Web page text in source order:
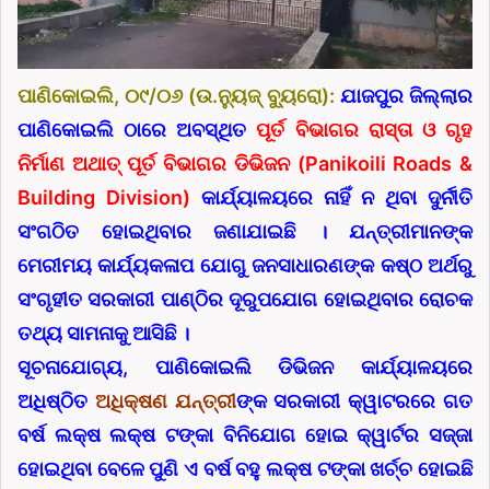
ପାଣିକୋଇଲି, ୦୯/୦୬ (ଉ.ନ୍ୟୁଜ୍ ବ୍ୟୁରୋ): ଯାଜପୁର ଜିଲ୍ଲାର
ପାଣିକୋଇଲି ଠାରେ ଅବସ୍ଥିତପୂର୍ତ ବିଭାଗର ରାସ୍ତା ଓ ଗୃହ
ନିର୍ମାଣ ଅଥାତ୍ ପୂର୍ତ ବିଭାଗର ଡିଭିଜନ (Panikoili Roads &
Building Division) କାର୍ଯ୍ୟାଳୟରେ ନାହିଁ ନ ଥିବା ଦୁର୍ନୀତି
ସଂଗଠିତ ହୋଇଥିବାର ଜଣାଯାଇଛି । ଯନ୍ତ୍ରୀମାନଙ୍କ
ମେରୀମୟ କାର୍ଯ୍ୟକଳାପ ଯୋଗୁ ଜନସାଧାରଣଙ୍କ କଷ୍ଠ ଅର୍ଥରୁ
ସଂଗୃହୀତ ସରକାରୀ ପାଣ୍ଠିର ଦୂରୁପଯୋଗ ହୋଇଥିବାର ରୋଚକ
ତଥ୍ୟ ସାମନାକୁ ଆସିଛି ।
ସୂଚନାଯୋଗ୍ୟ, ପାଣିକୋଇଲି ଡିଭିଜନ କାର୍ଯ୍ୟାଳୟରେ
ଅଧିଷ୍ଠିତ ଅଧିକ୍ଷଣ ଯନ୍ତ୍ରୀଙ୍କ ସରକାରୀ କ୍ୱାଟରରେ ଗତ
ବର୍ଷ ଲକ୍ଷ ଲକ୍ଷ ଟଙ୍କା ବିନିଯୋଗ ହୋଇ କ୍ୱାର୍ଟର ସଜ୍ଜା
ହୋଇଥିବା ବେଳେ ପୁଣି ଏ ବର୍ଷ ବହୁ ଲକ୍ଷ ଟଙ୍କା ଖର୍ଚ୍ଚ ହୋଇଛି